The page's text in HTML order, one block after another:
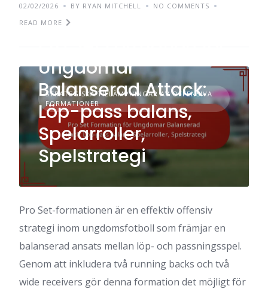
02/02/2026 BY RYAN MITCHELL
NO COMMENTS
READ MORE
STRATEGISKA TILLÄMPNINGAR AV OFFENSIVA
FORMATIONER
Ungdomar
Balanserad Attack:
Löp-pass balans,
Spelarroller,
Spelstrategi
Pro Set-formationen är en effektiv offensiv
strategi inom ungdomsfotboll som främjar en
balanserad ansats mellan löp- och passningsspel.
Genom att inkludera två running backs och två
wide receivers gör denna formation det möjligt för